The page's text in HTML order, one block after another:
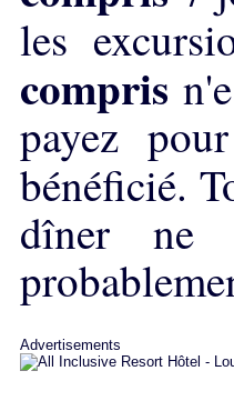
les
compris
payez
bénéficié.
dîner ne
Advertisements